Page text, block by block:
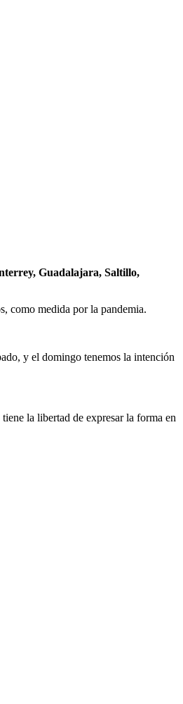
Guadalajara, Saltillo,
como medida por la pandemia.
y el domingo tenemos la intención
la libertad de expresar la forma en